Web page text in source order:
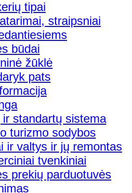
tipai
straipsniai
būdai
žūklė
pats
ir standartų sistema
turizmo sodybos
ir valtys ir jų remontas
tvenkiniai
prekių parduotuvės